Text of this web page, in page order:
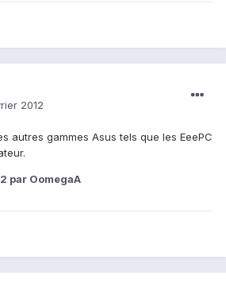
2012
autres gammes Asus tels que les EeePC
par OomegaA